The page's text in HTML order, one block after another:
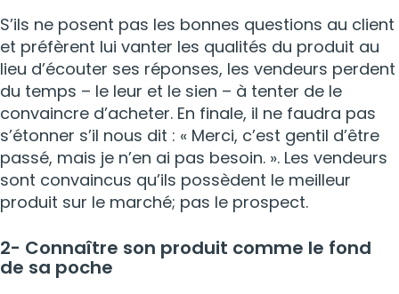
S’ils ne posent pas les bonnes questions au client
et préfèrent lui vanter les qualités du produit au
lieu d’écouter ses réponses, les vendeurs perdent
du temps – le leur et le sien – à tenter de le
convaincre d’acheter. En finale, il ne faudra pas
s’étonner s’il nous dit : « Merci, c’est gentil d’être
passé, mais je n’en ai pas besoin. ». Les vendeurs
sont convaincus qu’ils possèdent le meilleur
produit sur le marché; pas le prospect.
2- Connaître son produit comme le fond
de sa poche